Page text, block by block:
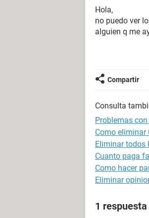
Hola,
no puedo ver
alguien q me
Compartir
Consulta
Problemas
Como eliminar
Eliminar todos
Cuanto paga
Como hacer
Eliminar
1 respuesta